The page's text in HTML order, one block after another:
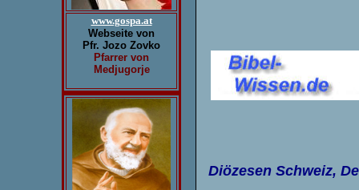
www.gospa.at
Webseite von
Pfr. Jozo Zovko
Pfarrer von
Medjugorje
Diözesen Schweiz,